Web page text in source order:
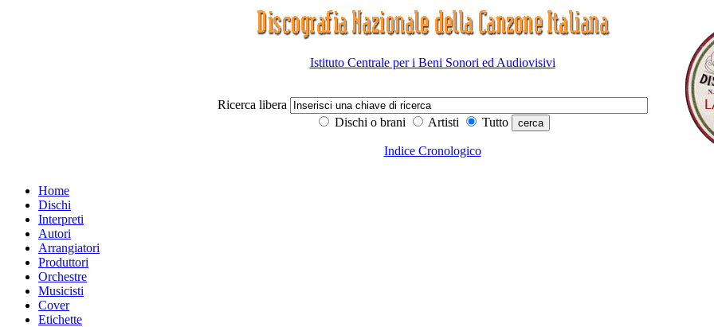
Istituto Centrale per i Beni Sonori ed Audiovisivi
Ricerca libera
Dischi o brani
Artisti Tutto
Indice Cronologico
Home
Dischi
Interpreti
Autori
Arrangiatori
Produttori
Orchestre
Musicisti
Cover
Etichette